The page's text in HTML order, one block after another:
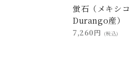
蛍石（メキシコ
Durango産）
7,260円 (税込)